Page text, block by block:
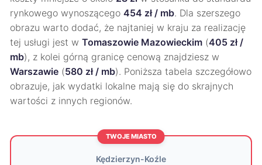
rynkowego wynoszącego 454 zł / mb. Dla szerszego
obrazu warto dodać, że najtaniej w kraju za realizację
tej usługi jest w Tomaszowie Mazowieckim (405 zł /
mb), z kolei górną granicę cenową znajdziesz w
Warszawie (580 zł / mb). Poniższa tabela szczegółowo
obrazuje, jak wydatki lokalne mają się do skrajnych
wartości z innych regionów.
TWOJE MIASTO
Kędzierzyn-Koźle